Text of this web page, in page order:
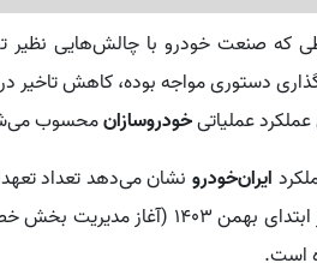
که صنعت خودرو با چالش‌هایی نظیر
دستوری مواجه بوده، کاهش تاخیر
عملیاتیخودروسازانمحسوب
ایران‌خودرو نشان می‌دهد تعداد
است.